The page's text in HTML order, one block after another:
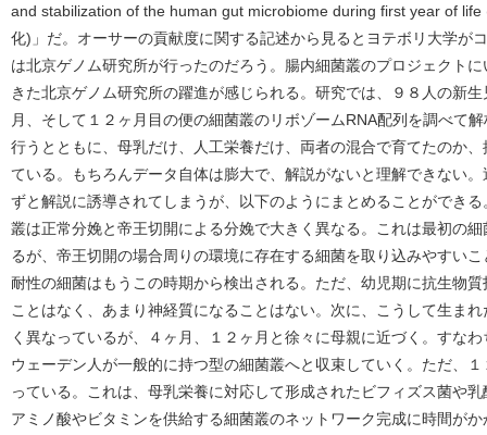
and stabilization of the human gut microbiome during first year of
化)」だ。オーサーの貢献度に関する記述から見るとヨテボリ大学が
は北京ゲノム研究所が行ったのだろう。腸内細菌叢のプロジェクト
きた北京ゲノム研究所の躍進が感じられる。研究では、９８人の新
月、そして１２ヶ月目の便の細菌叢のリボゾームRNA配列を調べて
行うとともに、母乳だけ、人工栄養だけ、両者の混合で育てたのか
ている。もちろんデータ自体は膨大で、解説がないと理解できない
ずと解説に誘導されてしまうが、以下のようにまとめることができ
叢は正常分娩と帝王切開による分娩で大きく異なる。これは最初の
るが、帝王切開の場合周りの環境に存在する細菌を取り込みやすい
耐性の細菌はもうこの時期から検出される。ただ、幼児期に抗生物
ことはなく、あまり神経質になることはない。次に、こうして生ま
く異なっているが、４ヶ月、１２ヶ月と徐々に母親に近づく。すな
ウェーデン人が一般的に持つ型の細菌叢へと収束していく。ただ、
っている。これは、母乳栄養に対応して形成されたビフィズス菌や
アミノ酸やビタミンを供給する細菌叢のネットワーク完成に時間が